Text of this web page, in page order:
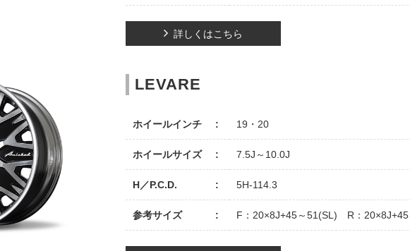
詳しくはこちら
LEVARE
ホイールインチ 19・20
ホイールサイズ 7.5J～10.0J
H／P.C.D. 5H-114.3
参考サイズ F：20×8J+45～51(SL) R：20×8J+45